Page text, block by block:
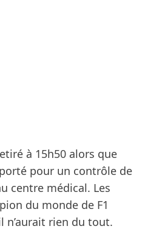
à 15h50 alors que
pour un contrôle de
centre médical. Les
du monde de F1
n’aurait rien du tout.